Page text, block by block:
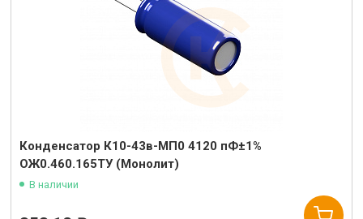
Конденсатор К10-43в-МП0 4120 пФ±1%
ОЖ0.460.165ТУ (Монолит)
В наличии